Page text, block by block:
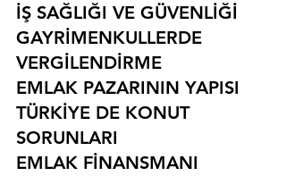
İŞ SAĞLIĞI VE GÜVENLİĞİ
GAYRİMENKULLERDE
VERGİLENDİRME
EMLAK PAZARININ YAPISI
TÜRKİYE DE KONUT
SORUNLARI
EMLAK FİNANSMANI